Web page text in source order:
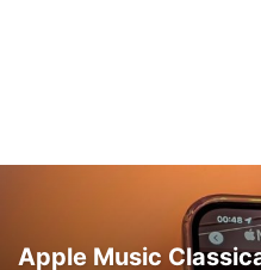
Apple Music